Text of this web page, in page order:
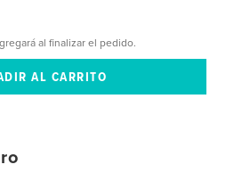
al finalizar el pedido.